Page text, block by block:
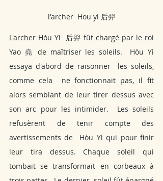
l'archer  Hou yi 后羿
L'archer Hòu Yì
后羿 fût chargé par le roi
Yao 堯 de maîtriser les soleils.  Hòu Yì
essaya d'abord de raisonner  les soleils,
comme cela  ne fonctionnait pas, il fit
alors semblant de leur tirer dessus avec
son arc pour les intimider.  Les soleils
refusèrent de tenir compte des
avertissements de  Hòu Yì qui pour finir
leur tira dessus. Chaque soleil qui
tombait se transformait en corbeaux à